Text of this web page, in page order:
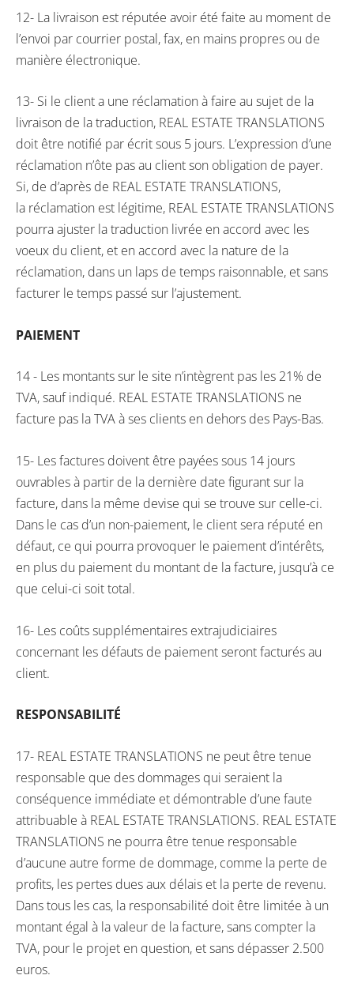
12- La livraison est réputée avoir été faite au moment de
l’envoi par courrier postal, fax, en mains propres ou de
manière électronique.
13- Si le client a une réclamation à faire au sujet de la
livraison de la traduction, REAL ESTATE TRANSLATIONS
doit être notifié par écrit sous 5 jours. L’expression d’une
réclamation n’ôte pas au client son obligation de payer.
Si, de d’après de REAL ESTATE TRANSLATIONS,
la réclamation est légitime, REAL ESTATE TRANSLATIONS
pourra ajuster la traduction livrée en accord avec les
voeux du client, et en accord avec la nature de la
réclamation, dans un laps de temps raisonnable, et sans
facturer le temps passé sur l’ajustement.
PAIEMENT
14 - Les montants sur le site n’intègrent pas les 21% de
TVA, sauf indiqué. REAL ESTATE TRANSLATIONS ne
facture pas la TVA à ses clients en dehors des Pays-Bas.
15- Les factures doivent être payées sous 14 jours
ouvrables à partir de la dernière date figurant sur la
facture, dans la même devise qui se trouve sur celle-ci.
Dans le cas d’un non-paiement, le client sera réputé en
défaut, ce qui pourra provoquer le paiement d’intérêts,
en plus du paiement du montant de la facture, jusqu’à ce
que celui-ci soit total.
16- Les coûts supplémentaires extrajudiciaires
concernant les défauts de paiement seront facturés au
client.
RESPONSABILITÉ
17- REAL ESTATE TRANSLATIONS ne peut être tenue
responsable que des dommages qui seraient la
conséquence immédiate et démontrable d’une faute
attribuable à REAL ESTATE TRANSLATIONS. REAL ESTATE
TRANSLATIONS ne pourra être tenue responsable
d’aucune autre forme de dommage, comme la perte de
profits, les pertes dues aux délais et la perte de revenu.
Dans tous les cas, la responsabilité doit être limitée à un
montant égal à la valeur de la facture, sans compter la
TVA, pour le projet en question, et sans dépasser 2.500
euros.